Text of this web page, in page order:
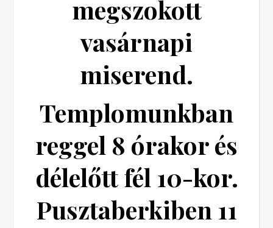
megszokott
vasárnapi
miserend.
Templomunkban
reggel 8 órakor és
délelőtt fél 10-kor.
Pusztaberkiben 11